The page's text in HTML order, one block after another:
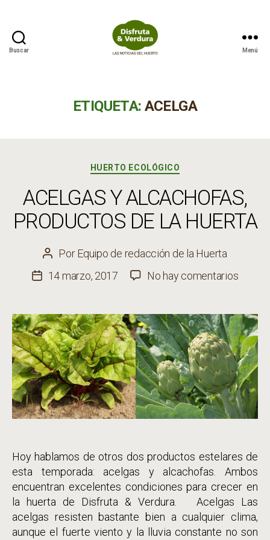
Buscar Menú
ETIQUETA: ACELGA
Categorías
HUERTO ECOLÓGICO
ACELGAS Y ALCACHOFAS,
PRODUCTOS DE LA HUERTA
Autor
de
PorEquipo de redacción de la Huerta
Fecha
entrada
14 marzo, 2017 No hay comentariosen
de
la
huerta
Hoy hablamos de otros dos productos estelares de
esta temporada: acelgas y alcachofas. Ambos
encuentran excelentes condiciones para crecer en
la huerta de Disfruta & Verdura. Acelgas Las
acelgas resisten bastante bien a cualquier clima,
aunque el fuerte viento y la lluvia constante no son